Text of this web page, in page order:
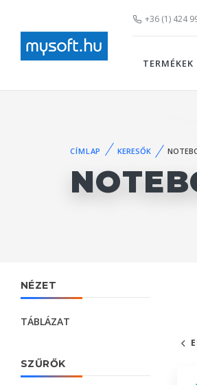
+36 (1) 424
TERMÉKEK
CÍMLAP KERESŐK
NÉZET
TÁBLÁZAT
SZŰRŐK